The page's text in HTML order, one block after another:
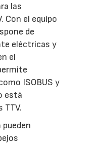
las
Con el equipo
de
eléctricas y
el
ISOBUS y
está
TTV.